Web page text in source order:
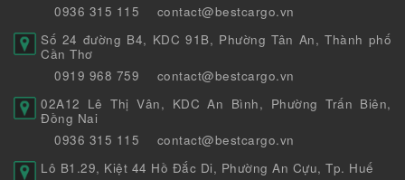
0936 315 115
contact@bestcargo.vn
Số 24 đường B4, KDC 91B, Phường Tân An, Thành phố
Cần Thơ
0919 968 759
contact@bestcargo.vn
02A12 Lê Thị Vân, KDC An Bình, Phường Trấn Biên,
Đồng Nai
0936 315 115
contact@bestcargo.vn
Lô B1.29, Kiệt 44 Hồ Đắc Di, Phường An Cựu, Tp. Huế